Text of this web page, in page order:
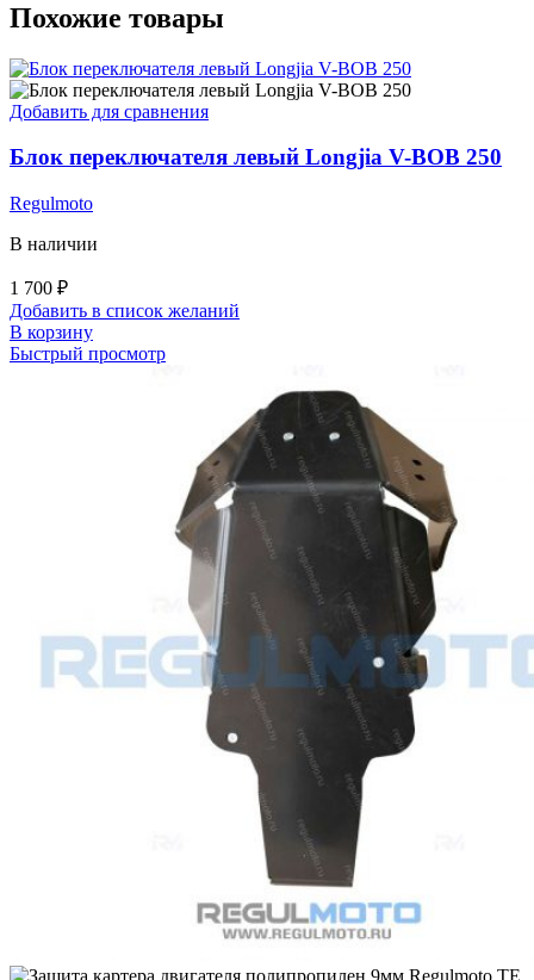
Похожие товары
Добавить для сравнения
Блок переключателя левый Longjia V-BOB 250
Regulmoto
В наличии
1 700 ₽
Добавить в список желаний
В корзину
Быстрый просмотр